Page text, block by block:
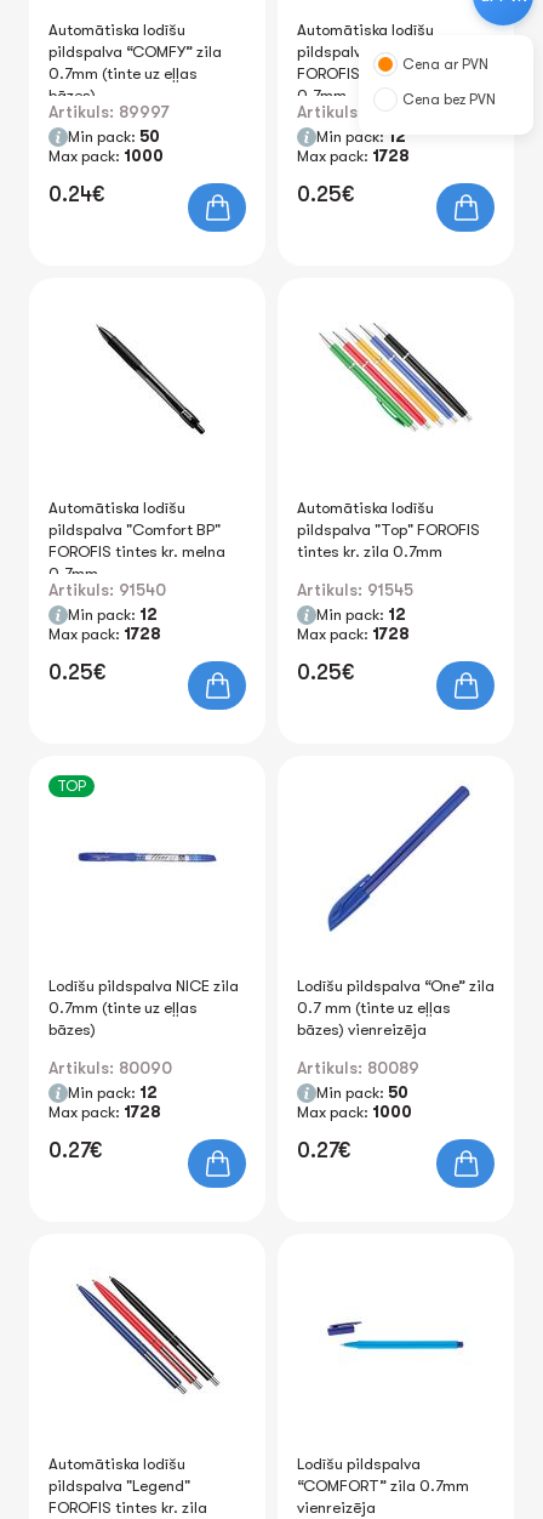
Automātiska lodīšu
pildspalva “COMFY” zila
0.7mm (tinte uz eļļas
bāzes)
Artikuls: 89997
Min pack: 50
Max pack: 1000
0.24€
Automātiska lodīšu
pildspalva "Comfort BP"
FOROFIS tintes kr. zila
0.7mm
Artikuls: 91539
Min pack: 12
Max pack: 1728
0.25€
Automātiska lodīšu
pildspalva "Comfort BP"
FOROFIS tintes kr. melna
0.7mm
Artikuls: 91540
Min pack: 12
Max pack: 1728
0.25€
Automātiska lodīšu
pildspalva "Top" FOROFIS
tintes kr. zila 0.7mm
Artikuls: 91545
Min pack: 12
Max pack: 1728
0.25€
TOP
Lodīšu pildspalva NICE zila
0.7mm (tinte uz eļļas
bāzes)
Artikuls: 80090
Min pack: 12
Max pack: 1728
0.27€
Lodīšu pildspalva “One” zila
0.7 mm (tinte uz eļļas
bāzes) vienreizēja
Artikuls: 80089
Min pack: 50
Max pack: 1000
0.27€
Automātiska lodīšu
pildspalva "Legend"
FOROFIS tintes kr. zila
Lodīšu pildspalva
“COMFORT” zila 0.7mm
vienreizēja
Cena ar PVN
Cena bez PVN